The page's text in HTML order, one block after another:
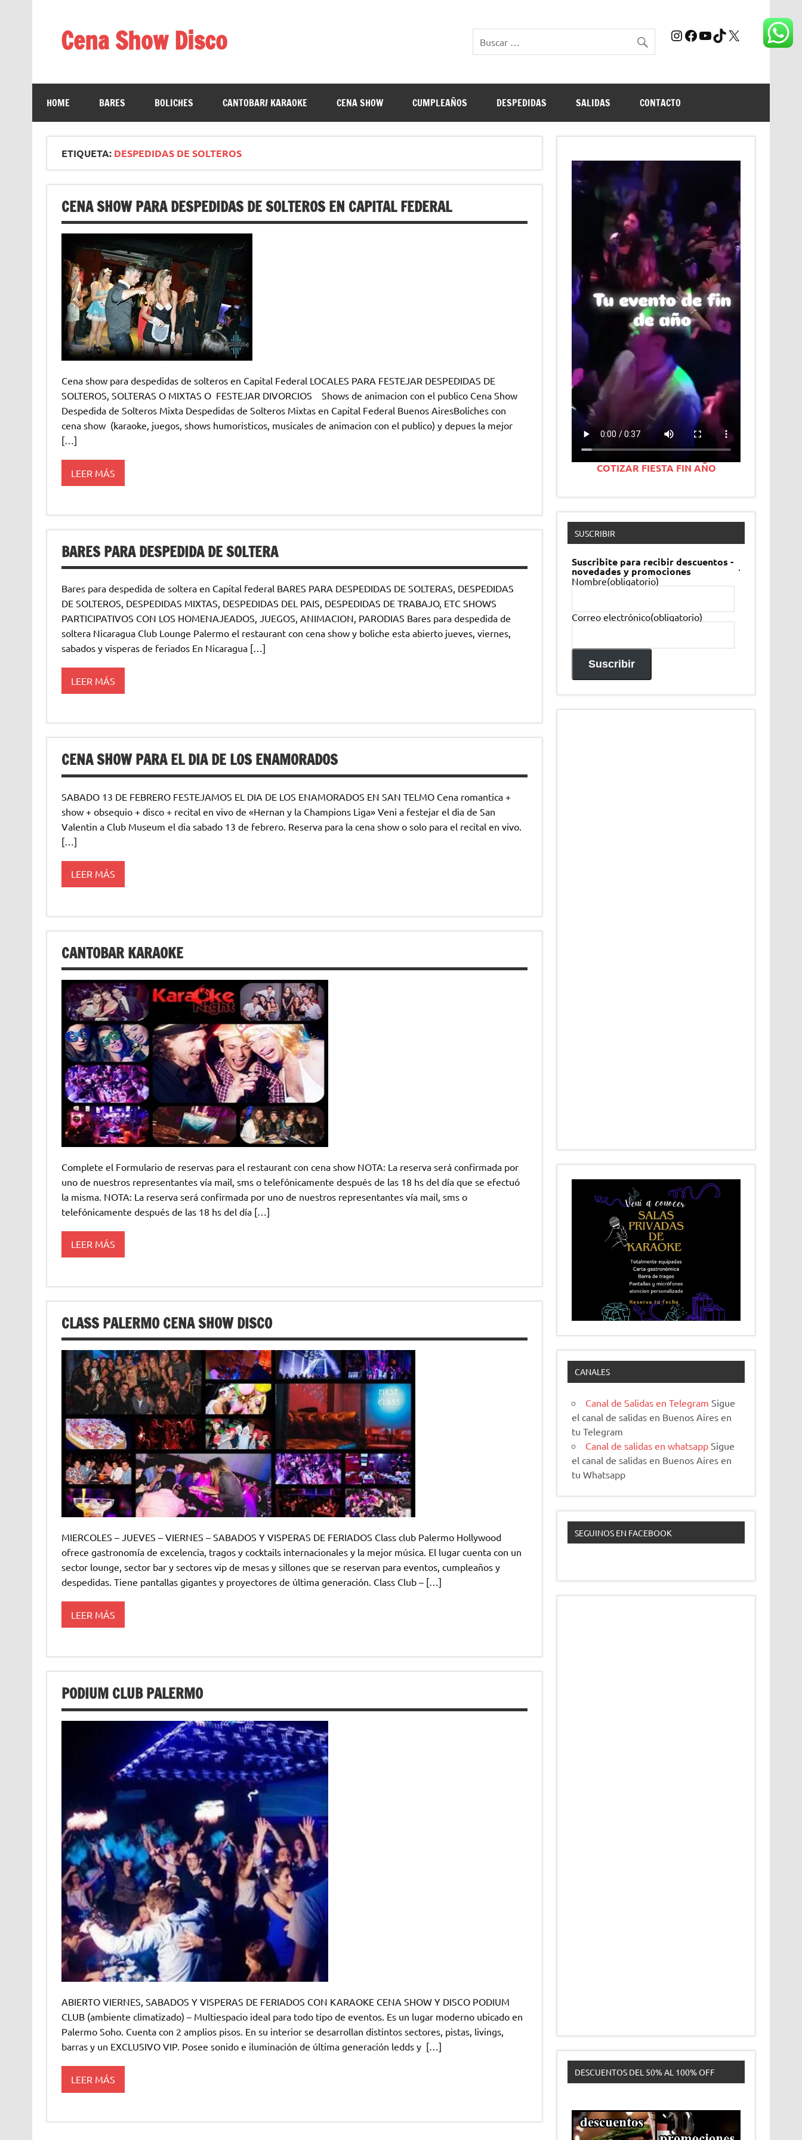
Cena Show Disco InstagramFacebook YouTube TikTok X
HOME BARES BOLICHES CANTOBAR/ KARAOKE CENA SHOW CUMPLEAÑOS DESPEDIDAS SALIDAS CONTACTO
ETIQUETA: DESPEDIDAS DE SOLTEROS
CENA SHOW PARA DESPEDIDAS DE SOLTEROS EN CAPITAL FEDERAL
Cena show para despedidas de solteros en Capital Federal LOCALES PARA FESTEJAR DESPEDIDAS DE
SOLTEROS, SOLTERAS O MIXTAS O FESTEJAR DIVORCIOS Shows de animacion con el publico Cena Show
Despedida de Solteros Mixta Despedidas de Solteros Mixtas en Capital Federal Buenos AiresBoliches con
cena show (karaoke, juegos, shows humoristicos, musicales de animacion con el publico) y depues la mejor
[…]
LEER MÁS
BARES PARA DESPEDIDA DE SOLTERA
Bares para despedida de soltera en Capital federal BARES PARA DESPEDIDAS DE SOLTERAS, DESPEDIDAS
DE SOLTEROS, DESPEDIDAS MIXTAS, DESPEDIDAS DEL PAIS, DESPEDIDAS DE TRABAJO, ETC SHOWS
PARTICIPATIVOS CON LOS HOMENAJEADOS, JUEGOS, ANIMACION, PARODIAS Bares para despedida de
soltera Nicaragua Club Lounge Palermo el restaurant con cena show y boliche esta abierto jueves, viernes,
sabados y visperas de feriados En Nicaragua […]
LEER MÁS
CENA SHOW PARA EL DIA DE LOS ENAMORADOS
SABADO 13 DE FEBRERO FESTEJAMOS EL DIA DE LOS ENAMORADOS EN SAN TELMO Cena romantica +
show + obsequio + disco + recital en vivo de «Hernan y la Champions Liga» Veni a festejar el dia de San
Valentin a Club Museum el dia sabado 13 de febrero. Reserva para la cena show o solo para el recital en vivo.
[…]
LEER MÁS
CANTOBAR KARAOKE
Complete el Formulario de reservas para el restaurant con cena show NOTA: La reserva será confirmada por
uno de nuestros representantes vía mail, sms o telefónicamente después de las 18 hs del día que se efectuó
la misma. NOTA: La reserva será confirmada por uno de nuestros representantes vía mail, sms o
telefónicamente después de las 18 hs del día […]
LEER MÁS
CLASS PALERMO CENA SHOW DISCO
MIERCOLES – JUEVES – VIERNES – SABADOS Y VISPERAS DE FERIADOS Class club Palermo Hollywood
ofrece gastronomía de excelencia, tragos y cocktails internacionales y la mejor música. El lugar cuenta con un
sector lounge, sector bar y sectores vip de mesas y sillones que se reservan para eventos, cumpleaños y
despedidas. Tiene pantallas gigantes y proyectores de última generación. Class Club – […]
LEER MÁS
PODIUM CLUB PALERMO
ABIERTO VIERNES, SABADOS Y VISPERAS DE FERIADOS CON KARAOKE CENA SHOW Y DISCO PODIUM
CLUB (ambiente climatizado) – Multiespacio ideal para todo tipo de eventos. Es un lugar moderno ubicado en
Palermo Soho. Cuenta con 2 amplios pisos. En su interior se desarrollan distintos sectores, pistas, livings,
barras y un EXCLUSIVO VIP. Posee sonido e iluminación de última generación ledds y […]
LEER MÁS
COTIZAR FIESTA FIN AÑO
SUSCRIBIR
Suscribite para recibir descuentos -
novedades y promociones
.
Nombre(obligatorio)
Correo electrónico(obligatorio)
Suscribir
CANALES
Canal de Salidas en Telegram Sigue
el canal de salidas en Buenos Aires en
tu Telegram
Canal de salidas en whatsapp Sigue
el canal de salidas en Buenos Aires en
tu Whatsapp
SEGUINOS EN FACEBOOK
DESCUENTOS DEL 50% AL 100% OFF